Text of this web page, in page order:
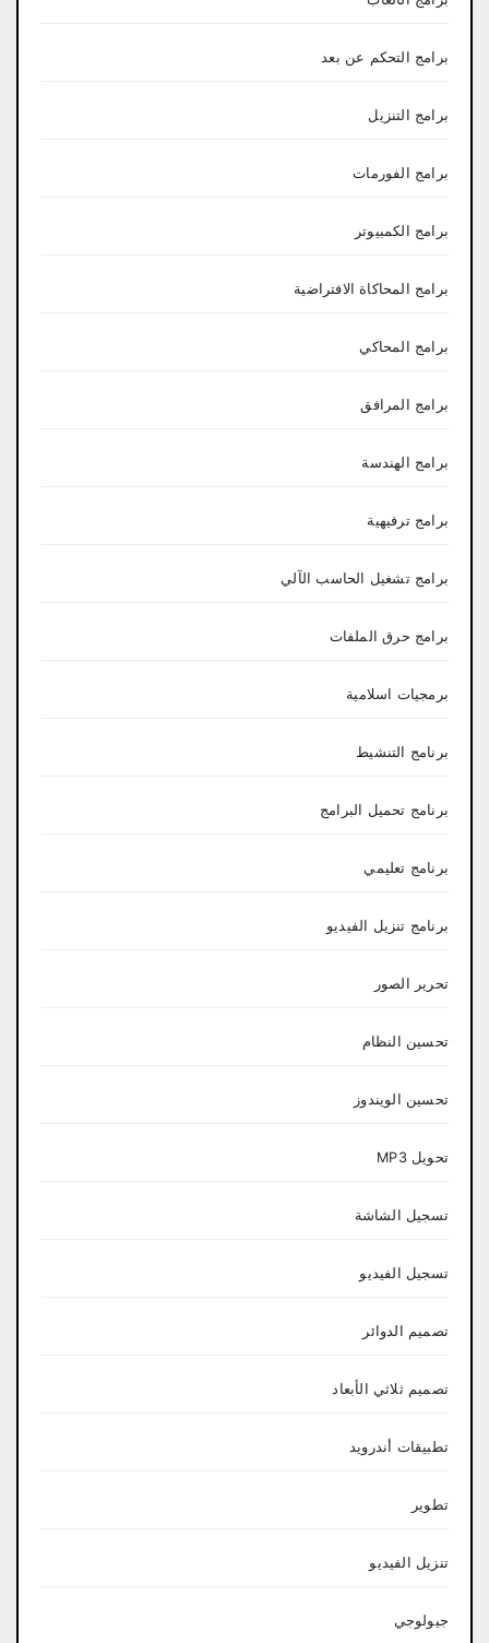
برامج التحكم عن بعد
برامج التنزيل
برامج الفورمات
برامج الكمبيوتر
برامج المحاكاة الافتراضية
برامج المحاكي
برامج المرافق
برامج الهندسة
برامج ترفيهية
برامج تشغيل الحاسب الآلي
برامج حرق الملفات
برمجيات اسلامية
برنامج التنشيط
برنامج تحميل البرامج
برنامج تعليمي
برنامج تنزيل الفيديو
تحرير الصور
تحسين النظام
تحسين الويندوز
تحويل MP3
تسجيل الشاشة
تسجيل الفيديو
تصميم الدوائر
تصميم ثلاثي الأبعاد
تطبيقات أندرويد
تطوير
تنزيل الفيديو
جيولوجي